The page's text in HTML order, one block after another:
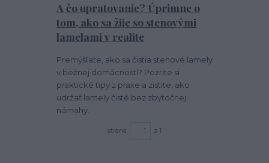
A čo upratovanie? Úprimne o
tom, ako sa žije so stenovými
lamelami v realite
Premýšľate, ako sa čistia stenové lamely
v bežnej domácnosti? Pozrite si
praktické tipy z praxe a zistite, ako
udržať lamely čisté bez zbytočnej
námahy.
strana z 1